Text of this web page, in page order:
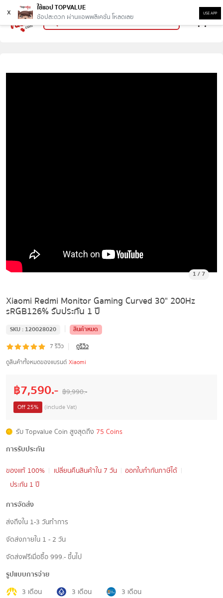
x
ใช้แอป TOPVALUE
ช้อปสะดวก ผ่านแอพพลิเคชั่น โหลดเลย
USE APP
1 / 7
Xiaomi Redmi Monitor Gaming Curved 30" 200Hz
sRGB126% รับประกัน 1 ปี
SKU : 120028020 |
สินค้าหมด
7 รีวิว |
ดูรีวิว
ดูสินค้าทั้งหมดของแบรนด์ Xiaomi
฿7,590.- ฿9,990.-
Off25% (include Vat)
รับ Topvalue Coin สูงสุดถึง 75 Coins
การรับประกัน
ของแท้ 100%
เปลี่ยนคืนสินค้าใน 7 วัน
ออกใบกำกับภาษีได้
ประกัน 1 ปี
การจัดส่ง
ส่งถึงใน 1-3 วันทำการ
จัดส่งภายใน 1 - 2 วัน
จัดส่งฟรีเมื่อซื้อ 999.- ขึ้นไป
รูปแบบการจ่าย
3 เดือน
3 เดือน
3 เดือน